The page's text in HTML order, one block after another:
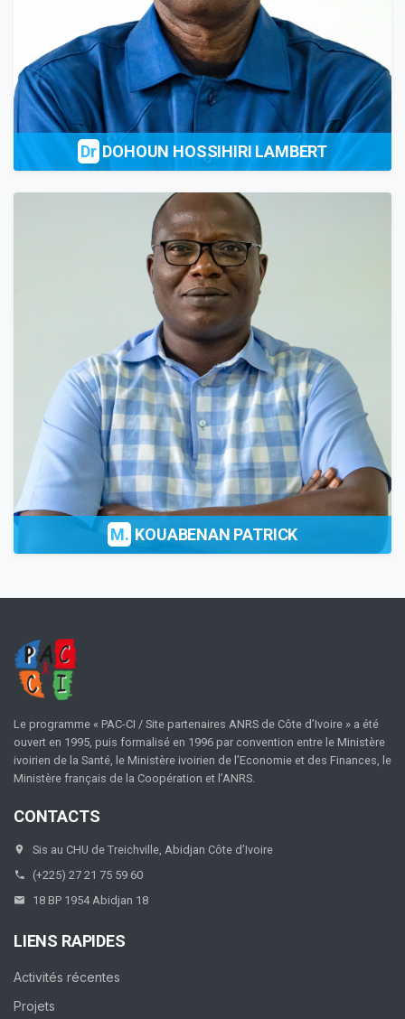
Dr DOHOUN HOSSIHIRI LAMBERT
M. KOUABENAN PATRICK
Le programme « PAC-CI / Site partenaires ANRS de Côte d’Ivoire » a été
ouvert en 1995, puis formalisé en 1996 par convention entre le Ministère
ivoirien de la Santé, le Ministère ivoirien de l’Economie et des Finances, le
Ministère français de la Coopération et l’ANRS.
CONTACTS
Sis au CHU de Treichville, Abidjan Côte d’Ivoire
(+225) 27 21 75 59 60
18 BP 1954 Abidjan 18
LIENS RAPIDES
Activités récentes
Projets